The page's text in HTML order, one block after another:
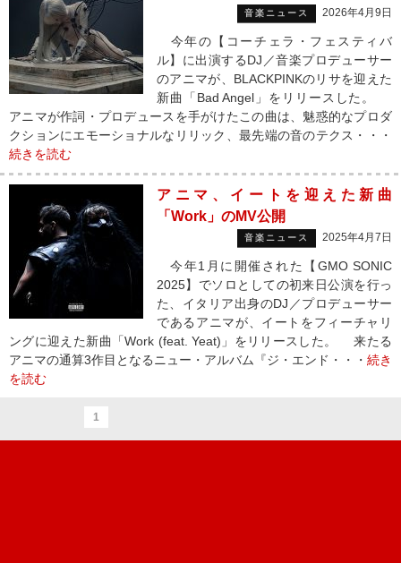
音楽ニュース 2026年4月9日
今年の【コーチェラ・フェスティバ
ル】に出演するDJ／音楽プロデューサー
のアニマが、BLACKPINKのリサを迎えた
新曲「Bad Angel」をリリースした。
アニマが作詞・プロデュースを手がけたこの曲は、魅惑的なプロダ
クションにエモーショナルなリリック、最先端の音のテクス・・・
続きを読む
アニマ、イートを迎えた新曲
「Work」のMV公開
音楽ニュース 2025年4月7日
今年1月に開催された【GMO SONIC
2025】でソロとしての初来日公演を行っ
た、イタリア出身のDJ／プロデューサー
であるアニマが、イートをフィーチャリ
ングに迎えた新曲「Work (feat. Yeat)」をリリースした。 来たる
アニマの通算3作目となるニュー・アルバム『ジ・エンド・・・ 続き
を読む
1